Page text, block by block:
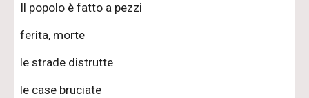
Il popolo è fatto a pezzi
ferita, morte
le strade distrutte
le case bruciate